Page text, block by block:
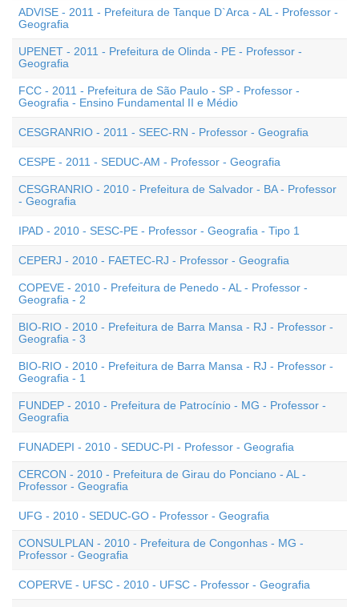
ADVISE - 2011 - Prefeitura de Tanque D`Arca - AL - Professor -
Geografia
UPENET - 2011 - Prefeitura de Olinda - PE - Professor -
Geografia
FCC - 2011 - Prefeitura de São Paulo - SP - Professor -
Geografia - Ensino Fundamental II e Médio
CESGRANRIO - 2011 - SEEC-RN - Professor - Geografia
CESPE - 2011 - SEDUC-AM - Professor - Geografia
CESGRANRIO - 2010 - Prefeitura de Salvador - BA - Professor
- Geografia
IPAD - 2010 - SESC-PE - Professor - Geografia - Tipo 1
CEPERJ - 2010 - FAETEC-RJ - Professor - Geografia
COPEVE - 2010 - Prefeitura de Penedo - AL - Professor -
Geografia - 2
BIO-RIO - 2010 - Prefeitura de Barra Mansa - RJ - Professor -
Geografia - 3
BIO-RIO - 2010 - Prefeitura de Barra Mansa - RJ - Professor -
Geografia - 1
FUNDEP - 2010 - Prefeitura de Patrocínio - MG - Professor -
Geografia
FUNADEPI - 2010 - SEDUC-PI - Professor - Geografia
CERCON - 2010 - Prefeitura de Girau do Ponciano - AL -
Professor - Geografia
UFG - 2010 - SEDUC-GO - Professor - Geografia
CONSULPLAN - 2010 - Prefeitura de Congonhas - MG -
Professor - Geografia
COPERVE - UFSC - 2010 - UFSC - Professor - Geografia